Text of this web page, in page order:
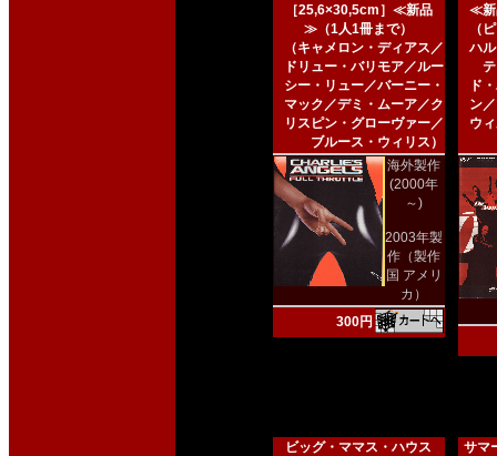
［25,6×30,5cm］≪新品
≫（1人1冊まで）
（キャメロン・ディアス／
ドリュー・バリモア／ルー
シー・リュー／バーニー・
マック／デミ・ムーア／ク
リスピン・グローヴァー／
ブルース・ウィリス）
海外製作
(2000年
～)
2003年製
作（製作
国 アメリ
カ）
300円
≪新
（
ハ
ド
ン
ウ
ビッグ・ママス・ハウス
サマ